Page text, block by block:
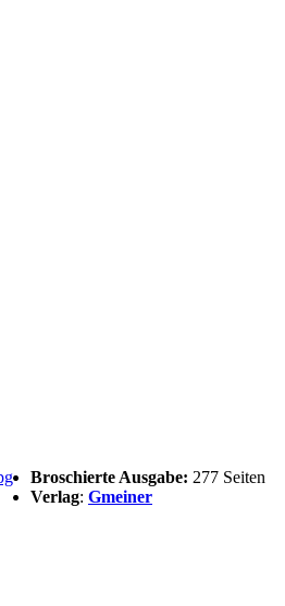
Broschierte Ausgabe: 277 Seiten
Verlag: Gmeiner